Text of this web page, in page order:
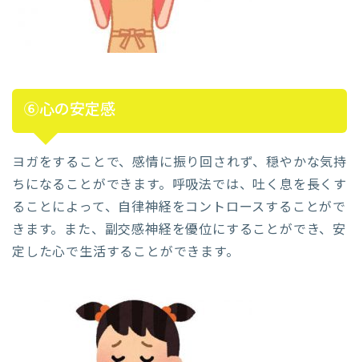
⑥心の安定感
ヨガをすることで、感情に振り回されず、穏やかな気持
ちになることができます。呼吸法では、吐く息を長くす
ることによって、自律神経をコントロースすることがで
きます。また、副交感神経を優位にすることができ、安
定した心で生活することができます。